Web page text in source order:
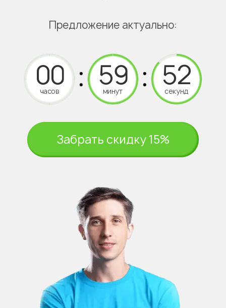
Предложение актуально:
часов минут секунд
Забрать скидку 15%